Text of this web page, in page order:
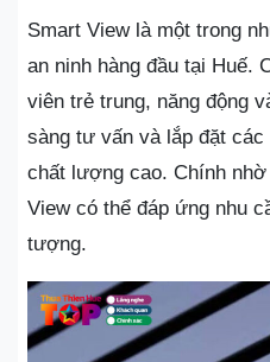
Smart View là một trong
an ninh hàng đầu tại Huế.
viên trẻ trung, năng động
sàng tư vấn và lắp đặt
chất lượng cao. Chính
View có thể đáp ứng nhu
tượng.